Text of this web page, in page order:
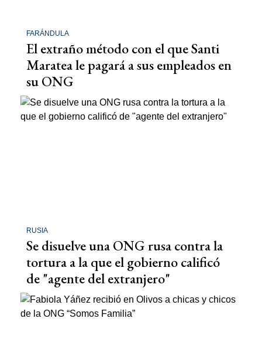
FARÁNDULA
El extraño método con el que Santi
Maratea le pagará a sus empleados en
su ONG
RUSIA
Se disuelve una ONG rusa contra la
tortura a la que el gobierno calificó
de "agente del extranjero"